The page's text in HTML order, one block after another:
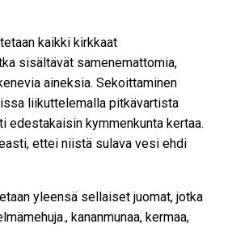
kaikki kirkkaat
sisältävät samenemattomia,
aineksia. Sekoittaminen
liikuttelemalla pitkävartista
edestakaisin kymmenkunta kertaa.
ettei niistä sulava vesi ehdi
yleensä sellaiset juomat, jotka
kananmunaa, kermaa,